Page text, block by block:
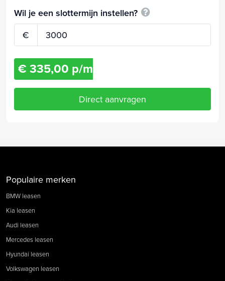
Wil je een slottermijn instellen?
€
€ 335,00 p/m
Direct aanvragen
Populaire merken
BMW leasen
Kia leasen
Audi leasen
Mercedes leasen
Hyundai leasen
Volkswagen leasen